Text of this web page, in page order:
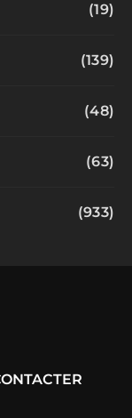
(19)
(139)
(48)
(63)
(933)